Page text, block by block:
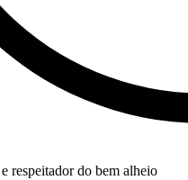
respeitador do bem alheio